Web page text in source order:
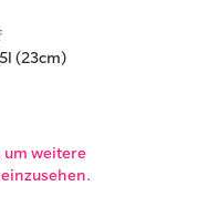
(23cm)
um weitere